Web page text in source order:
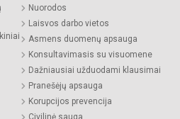
Nuorodos
Laisvos darbo vietos
Asmens duomenų apsauga
Konsultavimasis su visuomene
Dažniausiai užduodami klausimai
Pranešėjų apsauga
Korupcijos prevencija
Civilinė sauga